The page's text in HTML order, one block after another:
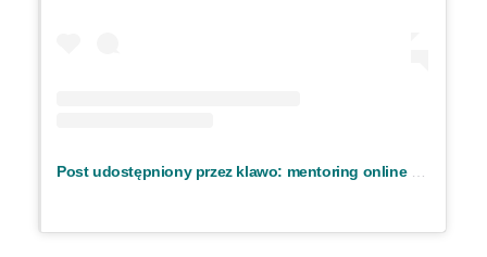
Post udostępniony przez klawo: mentoring online (@klawo.io)